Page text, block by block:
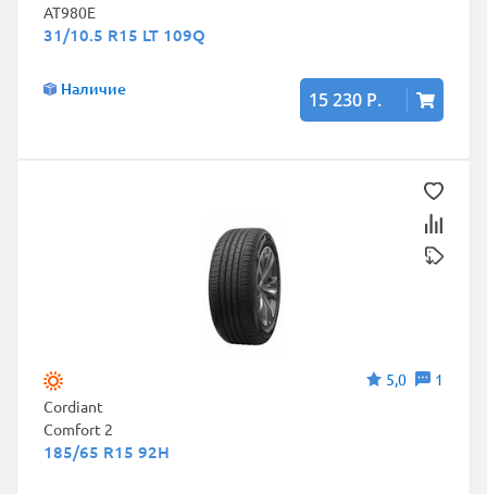
AT980E
31/10.5 R15 LT 109Q
Наличие 15 230 Р.
5,0
1
Cordiant
Comfort 2
185/65 R15 92H